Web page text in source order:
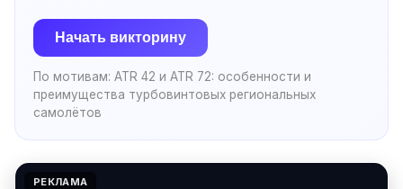
Начать викторину
По мотивам: ATR 42 и ATR 72: особенности и
преимущества турбовинтовых региональных
самолётов
РЕКЛАМА